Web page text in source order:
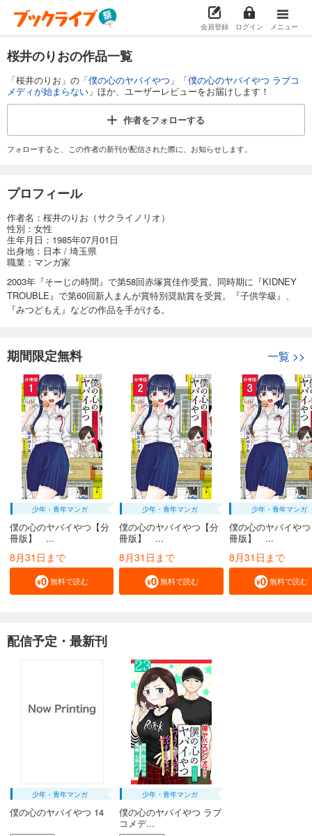
会員登録 ログイン メニュー
桜井のりおの作品一覧
「桜井のりお」の「僕の心のヤバイやつ 」「僕の心のヤバイやつ ラブコ
メディが始まらない 」ほか、ユーザーレビューをお届けします！
作者をフォローする
フォローすると、この作者の新刊が配信された際に、お知らせします。
プロフィール
作者名：桜井のりお（サクライノリオ）
性別：女性
生年月日：1985年07月01日
出身地：日本 / 埼玉県
職業：マンガ家
2003年『そーじの時間』で第58回赤塚賞佳作受賞。同時期に『KIDNEY
TROUBLE』で第60回新人まんが賞特別奨励賞を受賞。『子供学級』、
『みつどもえ』などの作品を手がける。
期間限定無料 一覧 >>
少年・青年マンガ
僕の心のヤバイやつ【分
冊版】 ...
8月31日まで
無料で読む
少年・青年マンガ
僕の心のヤバイやつ【分
冊版】 ...
8月31日まで
無料で読む
少年・青年マンガ
僕の心のヤバイや
冊版】 ...
8月31日まで
無料で読む
配信予定・最新刊
少年・青年マンガ
僕の心のヤバイやつ 14
少年・青年マンガ
僕の心のヤバイやつ ラブ
コメデ...